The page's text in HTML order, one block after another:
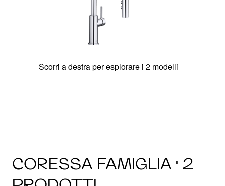
Scorri a destra per esplorare i 2 modelli
CORESSA FAMIGLIA · 2